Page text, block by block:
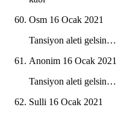
Osm 16 Ocak 2021
Tansiyon aleti gelsin…
Anonim 16 Ocak 2021
Tansiyon aleti gelsin…
Sulli 16 Ocak 2021